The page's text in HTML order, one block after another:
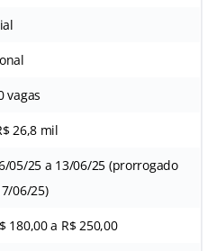
vagas
26,8 mil
05/25 a 13/06/25 (prorrogado
06/25)
180,00 a R$ 250,00